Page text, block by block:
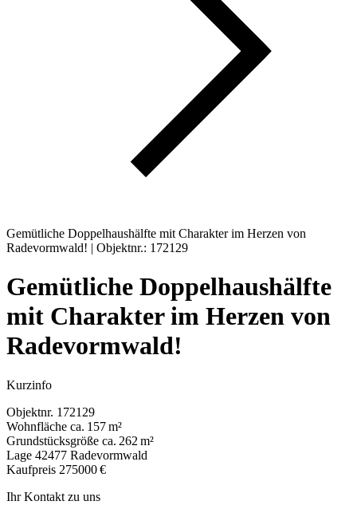
Gemütliche Doppelhaushälfte mit Charakter im Herzen von
Radevormwald! | Objektnr.: 172129
Gemütliche Doppelhaushälfte
mit Charakter im Herzen von
Radevormwald!
Kurzinfo
Objektnr. 172129
Wohnfläche ca. 157 m²
Grundstücksgröße ca. 262 m²
Lage 42477 Radevormwald
Kaufpreis 275000 €
Ihr Kontakt zu uns